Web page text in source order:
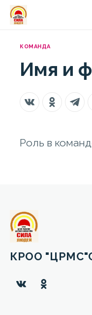
КОМАНДА
Имя и
Роль в
КРОО